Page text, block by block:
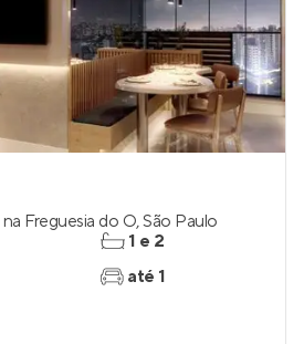
na Freguesia do Ó,São Paulo
1 e 2
até 1